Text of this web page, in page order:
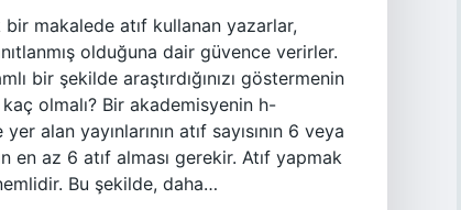
bir makalede atıf kullanan yazarlar,
olduğuna dair güvence verirler.
bir şekilde araştırdığınızı göstermenin
kaç olmalı? Bir akademisyenin h-
alan yayınlarının atıf sayısının 6 veya
en az 6 atıf alması gerekir. Atıf yapmak
Bu şekilde, daha…